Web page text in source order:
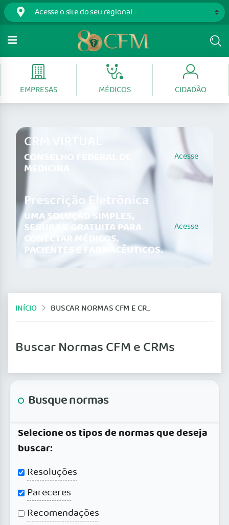
EMPRESAS MÉDICOS CIDADÃO
CRM VIRTUAL
CONSELHO FEDERAL DE
MEDICINA
Acesse
Prescrição Eletrônica
UMA SOLUÇÃO SIMPLES,
SEGURA E GRATUITA PARA
CONECTAR MÉDICOS,
PACIENTES E FARMACÊUTICOS.
Acesse
INÍCIO BUSCAR NORMAS CFM E CRMS
Buscar Normas CFM e CRMs
Busque normas
Selecione os tipos de normas que deseja
buscar:
Resoluções
Pareceres
Recomendações